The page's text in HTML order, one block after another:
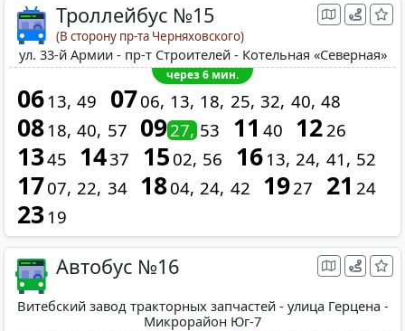
Троллейбус №15
(В сторону пр-та Черняховского)
ул. 33-й Армии - пр-т Строителей - Котельная «Северная»
через 6 мин.
06 13 49 0706 13 18 25 32 40 48
08 18 40 57 0927 53 11 40 12 26
1345 1437 15 02 56 16 13 24 41 52
1707 22 34 1804 24 42 1927 21 24
23 19
Автобус №16
Витебский завод тракторных запчастей - улица Герцена -
Микрорайон Юг-7